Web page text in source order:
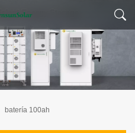
batería 100ah